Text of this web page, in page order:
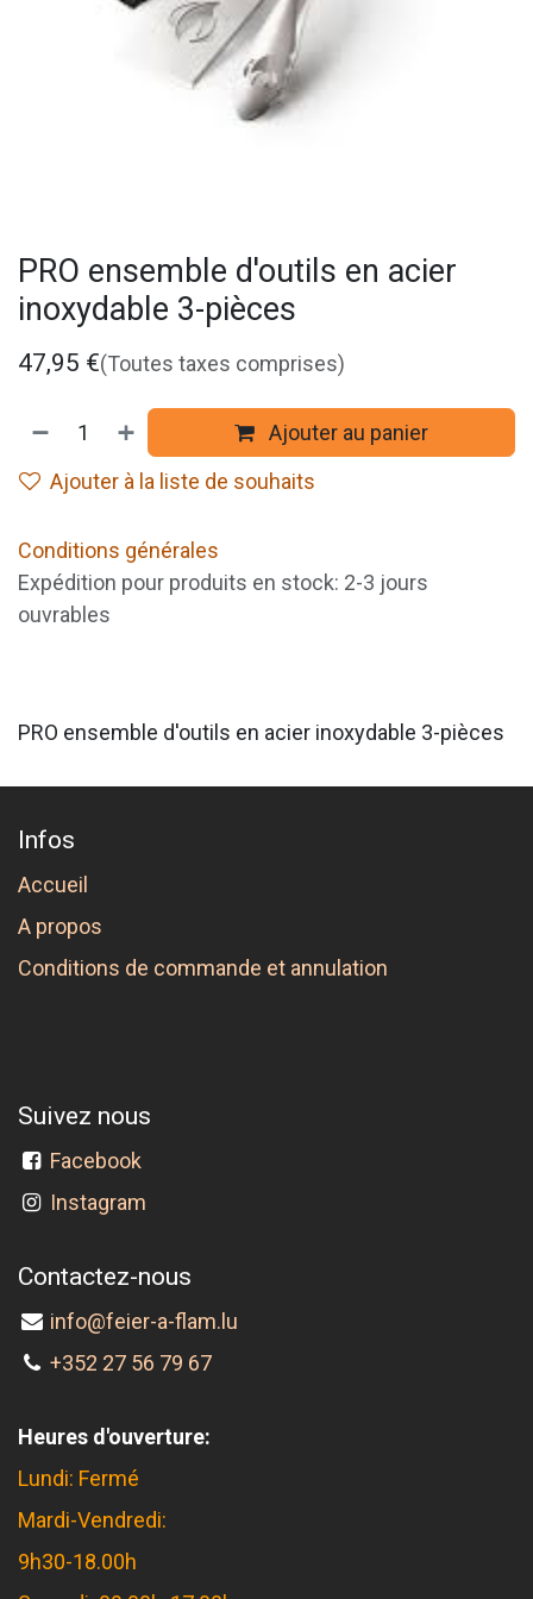
PRO ensemble d'outils en acier
inoxydable 3-pièces
47,95 €(Toutes taxes comprises)
Ajouter au panier
Ajouter à la liste de souhaits
Conditions générales
Expédition pour produits en stock: 2-3 jours
ouvrables
PRO ensemble d'outils en acier inoxydable 3-pièces
Infos
Accueil
A propos
Conditions de commande et annulation
Suivez nous
Facebook
Instagram
Contactez-nous
info@feier-a-flam.lu
+352 27 56 79 67
Heures d'ouverture:
Lundi: Fermé
Mardi-Vendredi:
9h30-18.00h